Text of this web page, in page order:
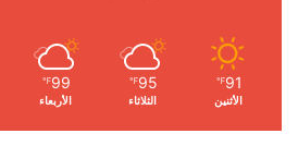
91
℉
الأثنين
95
℉
الثلاثاء
99
℉
الأربعاء